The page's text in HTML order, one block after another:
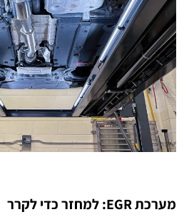
מערכתEGR: למחזר כדי לקרר